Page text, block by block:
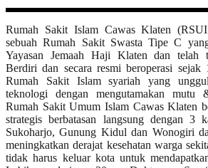
Rumah Sakit Islam Cawas Klaten
sebuah Rumah Sakit Swasta Tipe C
Yayasan Jemaah Haji Klaten dan telah
Berdiri dan secara resmi beroperasi
Rumah Sakit Islam syariah yang
teknologi dengan mengutamakan mutu
Rumah Sakit Umum Islam Cawas Klaten
strategis berbatasan langsung dengan 3
Sukoharjo, Gunung Kidul dan Wonogiri
meningkatkan derajat kesehatan warga
tidak harus keluar kota untuk